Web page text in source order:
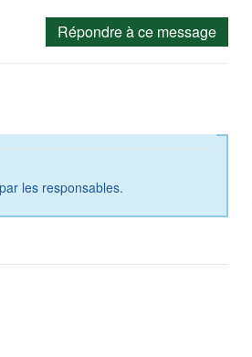
Répondre à ce message
les responsables.